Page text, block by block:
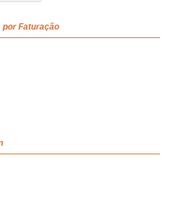
Faturação